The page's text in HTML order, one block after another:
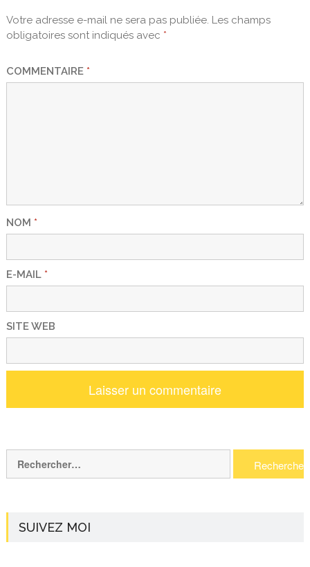
Votre adresse e-mail ne sera pas publiée. Les champs
obligatoires sont indiqués avec *
COMMENTAIRE *
NOM *
E-MAIL *
SITE WEB
SUIVEZ MOI